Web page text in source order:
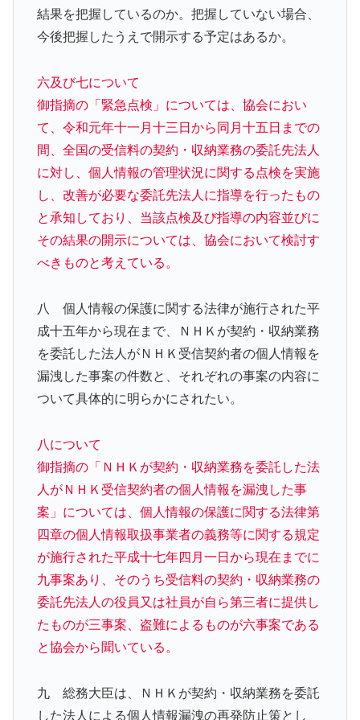
結果を把握しているのか。把握していない場合、
今後把握したうえで開示する予定はあるか。
六及び七について
御指摘の「緊急点検」については、協会におい
て、令和元年十一月十三日から同月十五日までの
間、全国の受信料の契約・収納業務の委託先法人
に対し、個人情報の管理状況に関する点検を実施
し、改善が必要な委託先法人に指導を行ったもの
と承知しており、当該点検及び指導の内容並びに
その結果の開示については、協会において検討す
べきものと考えている。
八 個人情報の保護に関する法律が施行された平
成十五年から現在まで、ＮＨＫが契約・収納業務
を委託した法人がＮＨＫ受信契約者の個人情報を
漏洩した事案の件数と、それぞれの事案の内容に
ついて具体的に明らかにされたい。
八について
御指摘の「ＮＨＫが契約・収納業務を委託した法
人がＮＨＫ受信契約者の個人情報を漏洩した事
案」については、個人情報の保護に関する法律第
四章の個人情報取扱事業者の義務等に関する規定
が施行された平成十七年四月一日から現在までに
九事案あり、そのうち受信料の契約・収納業務の
委託先法人の役員又は社員が自ら第三者に提供し
たものが三事案、盗難によるものが六事案である
と協会から聞いている。
九 総務大臣は、ＮＨＫが契約・収納業務を委託
した法人による個人情報漏洩の再発防止策とし